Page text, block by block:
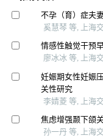
不孕（育）症夫
奚慧琴 等, 上海
情感性触觉干预
廖冰冰 等, 上海
妊娠期女性妊娠
关性研究
李婧菱 等, 上海
焦虑增强颞下颌
孙一丹 等, 上海